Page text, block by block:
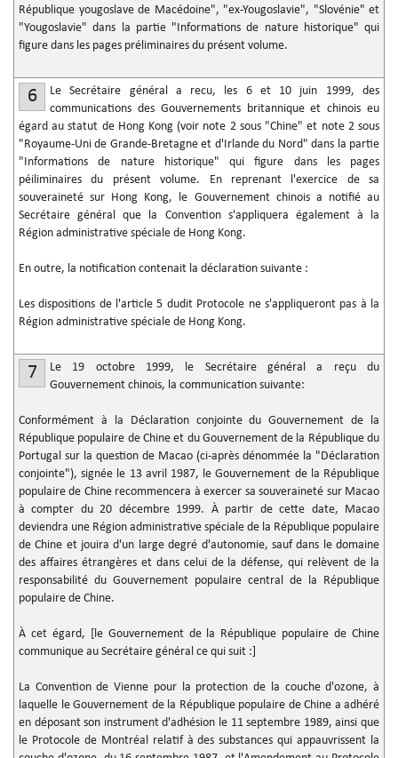
République yougoslave de Macédoine", "ex-Yougoslavie", "Slovénie" et
"Yougoslavie" dans la partie "Informations de nature historique" qui
figure dans les pages préliminaires du présent volume.
6
Le Secrétaire général a recu, les 6 et 10 juin 1999, des
communications des Gouvernements britannique et chinois eu
égard au statut de Hong Kong (voir note 2 sous "Chine" et note 2 sous
"Royaume-Uni de Grande-Bretagne et d'Irlande du Nord" dans la partie
"Informations de nature historique" qui figure dans les pages
péiliminaires du présent volume. En reprenant l'exercice de sa
souveraineté sur Hong Kong, le Gouvernement chinois a notifié au
Secrétaire général que la Convention s'appliquera également à la
Région administrative spéciale de Hong Kong.
En outre, la notification contenait la déclaration suivante :
Les dispositions de l'article 5 dudit Protocole ne s'appliqueront pas à la
Région administrative spéciale de Hong Kong.
7
Le 19 octobre 1999, le Secrétaire général a reçu du
Gouvernement chinois, la communication suivante:
Conformément à la Déclaration conjointe du Gouvernement de la
République populaire de Chine et du Gouvernement de la République du
Portugal sur la question de Macao (ci-après dénommée la "Déclaration
conjointe"), signée le 13 avril 1987, le Gouvernement de la République
populaire de Chine recommencera à exercer sa souveraineté sur Macao
à compter du 20 décembre 1999. À partir de cette date, Macao
deviendra une Région administrative spéciale de la République populaire
de Chine et jouira d'un large degré d'autonomie, sauf dans le domaine
des affaires étrangères et dans celui de la défense, qui relèvent de la
responsabilité du Gouvernement populaire central de la République
populaire de Chine.
À cet égard, [le Gouvernement de la République populaire de Chine
communique au Secrétaire général ce qui suit :]
La Convention de Vienne pour la protection de la couche d'ozone, à
laquelle le Gouvernement de la République populaire de Chine a adhéré
en déposant son instrument d'adhésion le 11 septembre 1989, ainsi que
le Protocole de Montréal relatif à des substances qui appauvrissent la